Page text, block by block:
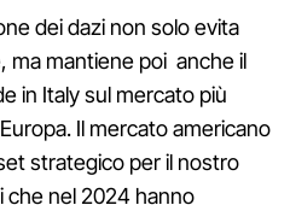
dei dazi non solo evita
ma mantiene poi anche il
in Italy sul mercato più
Il mercato americano
strategico per il nostro
nel 2024 hanno